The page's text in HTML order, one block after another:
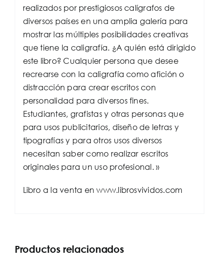
realizados por prestigiosos calígrafos de
diversos países en una amplia galería para
mostrar las múltiples posibilidades creativas
que tiene la caligrafía. ¿A quién está dirigido
este libro? Cualquier persona que desee
recrearse con la caligrafía como afición o
distracción para crear escritos con
personalidad para diversos fines.
Estudiantes, grafistas y otras personas que
para usos publicitarios, diseño de letras y
tipografías y para otros usos diversos
necesitan saber como realizar escritos
originales para un uso profesional. »
Libro a la venta en www.librosvividos.com
Productos relacionados